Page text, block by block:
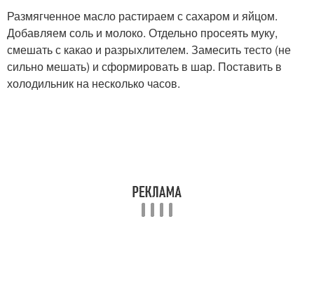
Размягченное масло растираем с сахаром и яйцом.
Добавляем соль и молоко. Отдельно просеять муку,
смешать с какао и разрыхлителем. Замесить тесто (не
сильно мешать) и сформировать в шар. Поставить в
холодильник на несколько часов.